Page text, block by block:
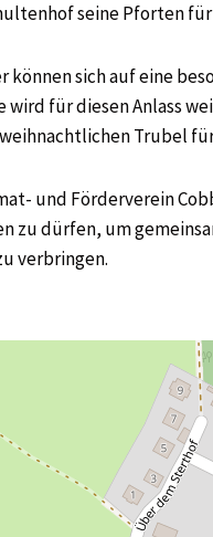
seine Pforten
können sich auf eine
wird für diesen Anlass
Trubel
und Förderverein
zu dürfen, um
verbringen.